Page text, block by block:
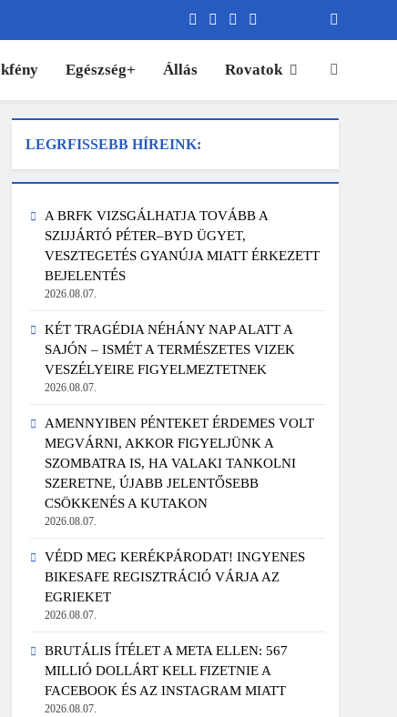
Egészség+ Állás Rovatok
LEGRFISSEBB HÍREINK:
A BRFK VIZSGÁLHATJA TOVÁBB A
SZIJJÁRTÓ PÉTER–BYD ÜGYET,
VESZTEGETÉS GYANÚJA MIATT ÉRKEZETT
BEJELENTÉS
2026.08.07.
KÉT TRAGÉDIA NÉHÁNY NAP ALATT A
SAJÓN – ISMÉT A TERMÉSZETES VIZEK
VESZÉLYEIRE FIGYELMEZTETNEK
2026.08.07.
AMENNYIBEN PÉNTEKET ÉRDEMES VOLT
MEGVÁRNI, AKKOR FIGYELJÜNK A
SZOMBATRA IS, HA VALAKI TANKOLNI
SZERETNE, ÚJABB JELENTŐSEBB
CSÖKKENÉS A KUTAKON
2026.08.07.
VÉDD MEG KERÉKPÁRODAT! INGYENES
BIKESAFE REGISZTRÁCIÓ VÁRJA AZ
EGRIEKET
2026.08.07.
BRUTÁLIS ÍTÉLET A META ELLEN: 567
MILLIÓ DOLLÁRT KELL FIZETNIE A
FACEBOOK ÉS AZ INSTAGRAM MIATT
2026.08.07.